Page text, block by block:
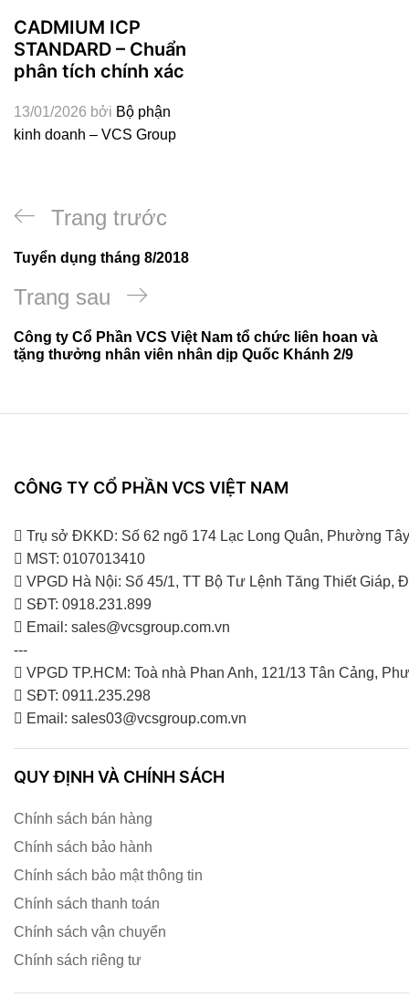
CADMIUM ICP
STANDARD – Chuẩn
phân tích chính xác
13/01/2026 bởi Bộ phận
kinh doanh – VCS Group
Điều
hướng
bài
viết
Bài
viết
trước
Trang trước
Tuyển dụng tháng 8/2018
Bài
tiếp
theo
Trang sau
Công ty Cổ Phần VCS Việt Nam tổ chức liên hoan và
tặng thưởng nhân viên nhân dịp Quốc Khánh 2/9
CÔNG TY CỔ PHẦN VCS VIỆT NAM
Trụ sở ĐKKD: Số 62 ngõ 174 Lạc Long Quân, Phường
MST: 0107013410
VPGD Hà Nội: Số 45/1, TT Bộ Tư Lệnh Tăng Thiết
SĐT: 0918.231.899
Email: sales@vcsgroup.com.vn
---
VPGD TP.HCM: Toà nhà Phan Anh, 121/13 Tân Cảng,
SĐT: 0911.235.298
Email: sales03@vcsgroup.com.vn
QUY ĐỊNH VÀ CHÍNH SÁCH
Chính sách bán hàng
Chính sách bảo hành
Chính sách bảo mật thông tin
Chính sách thanh toán
Chính sách vận chuyển
Chính sách riêng tư